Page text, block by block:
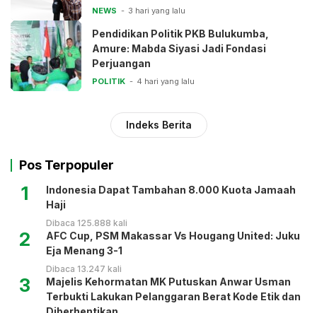
NEWS 3 hari yang lalu
Pendidikan Politik PKB Bulukumba,
Amure: Mabda Siyasi Jadi Fondasi
Perjuangan
POLITIK 4 hari yang lalu
Indeks Berita
Pos Terpopuler
1
Indonesia Dapat Tambahan 8.000 Kuota Jamaah
Haji
Dibaca 125.888 kali
2
AFC Cup, PSM Makassar Vs Hougang United: Juku
Eja Menang 3-1
Dibaca 13.247 kali
3
Majelis Kehormatan MK Putuskan Anwar Usman
Terbukti Lakukan Pelanggaran Berat Kode Etik dan